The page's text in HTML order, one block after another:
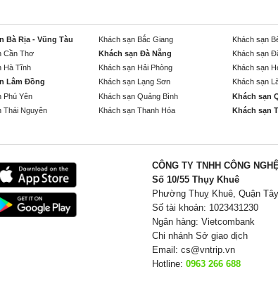
Bà Rịa - Vũng Tàu Khách sạn Bắc Giang Khách sạn
Cần Thơ Khách sạn Đà Nẵng Khách sạn
Hà Tĩnh Khách sạn Hải Phòng Khách sạn
Lâm Đồng Khách sạn Lạng Sơn Khách sạn
Phú Yên Khách sạn Quảng Bình Khách sạn
Thái Nguyên Khách sạn Thanh Hóa Khách sạn
CÔNG TY TNHH CÔNG
Số 10/55 Thụy Khuê
Phường Thuỵ Khuê, Quận
Số tài khoản: 1023431230
Ngân hàng: Vietcombank
Chi nhánh Sở giao dịch
Email: cs@vntrip.vn
Hotline: 0963 266 688